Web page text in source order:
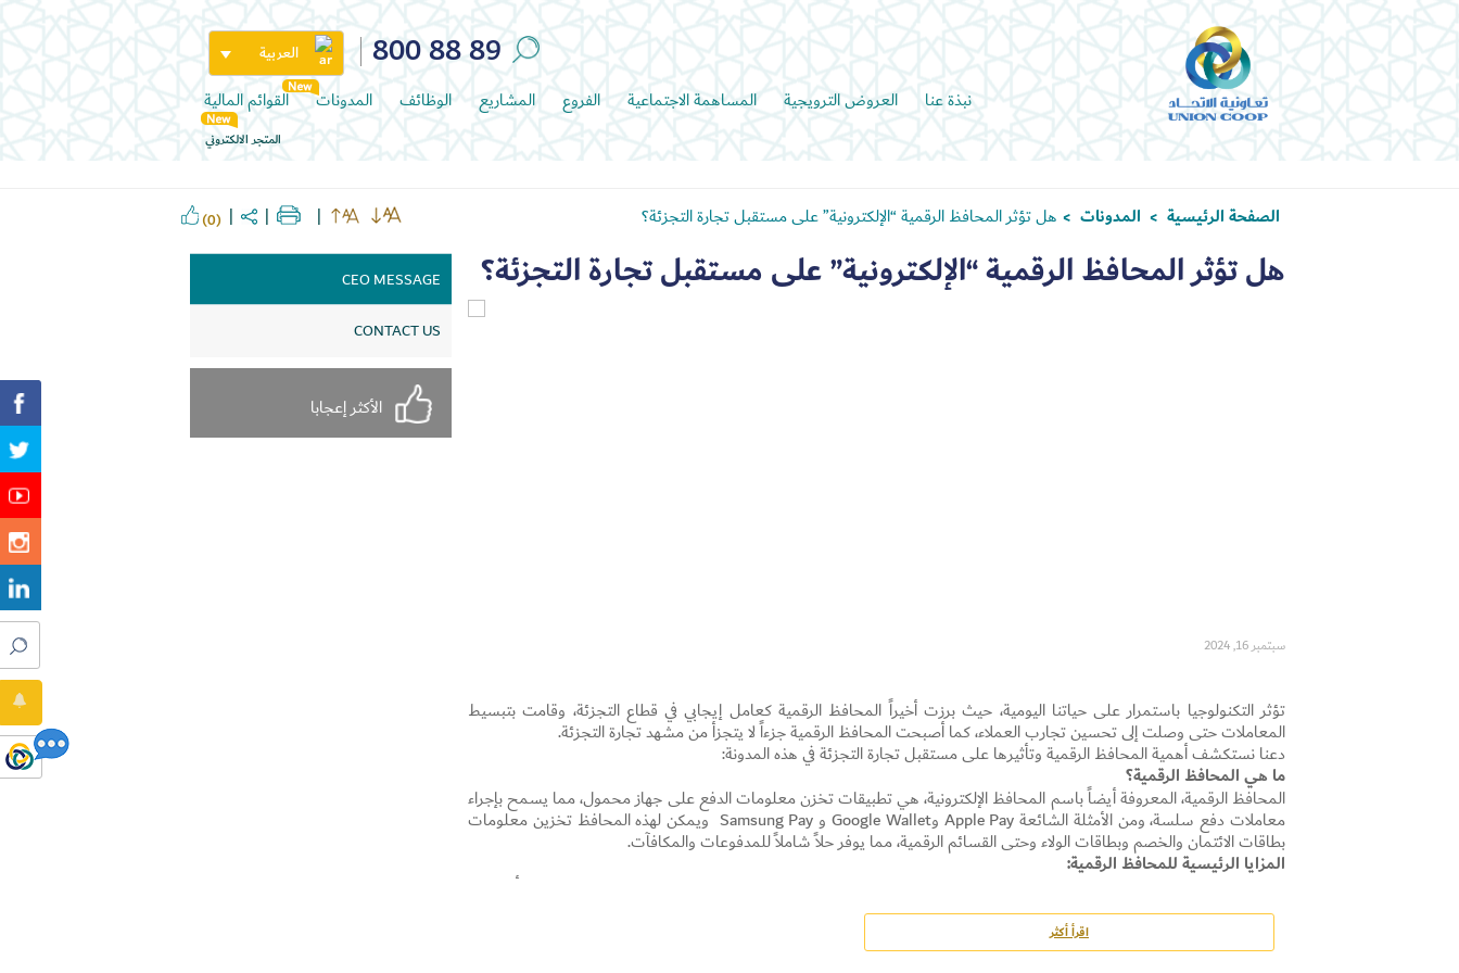
800 88 89 العربية
نبذة عنا العروض الترويجية المساهمة الاجتماعية الفروع المشاريع الوظائف المدونات القوائم المالية
المتجر الالكتروني
الصفحة الرئيسية > المدونات > هل تؤثر المحافظ الرقمية “الإلكترونية” على مستقبل تجارة التجزئة؟ (0)
هل تؤثر المحافظ الرقمية “الإلكترونية” على مستقبل تجارة التجزئة؟
سبتمبر 16, 2024
تؤثر التكنولوجيا باستمرار على حياتنا اليومية، حيث برزت أخيراً المحافظ الرقمية كعامل إيجابي في قطاع التجزئة، وقامت بتبسيط
المعاملات حتى وصلت إلى تحسين تجارب العملاء، كما أصبحت المحافظ الرقمية جزءاً لا يتجزأ من مشهد تجارة التجزئة.
دعنا نستكشف أهمية المحافظ الرقمية وتأثيرها على مستقبل تجارة التجزئة في هذه المدونة:
ما هي المحافظ الرقمية؟
المحافظ الرقمية، المعروفة أيضاً باسم المحافظ الإلكترونية، هي تطبيقات تخزن معلومات الدفع على جهاز محمول، مما يسمح بإجراء
معاملات دفع سلسة، ومن الأمثلة الشائعة Apple Pay وGoogle Wallet و Samsung Pay ويمكن لهذه المحافظ تخزين معلومات
بطاقات الائتمان والخصم وبطاقات الولاء وحتى القسائم الرقمية، مما يوفر حلاً شاملاً للمدفوعات والمكافآت.
المزايا الرئيسية للمحافظ الرقمية:
الراحة والسرعة: تلغي المحافظ الرقمية الحاجة إلى البطاقات المادية والنقد، حيث يتم إكمال المعاملات بسرعة بنقرة بسيطة أو مسح
ضوئي، مما يقلل من الوقت المستغرق في الخروج من مناطق الدفع بسرعة، وإذا صدقنا التقارير الإحصائية، فمن المتوقع أن يصل عدد
مستخدمي المحافظ الرقمية على مستوى العالم إلى 4.4 مليار بحلول عام 2025، مما يؤكد على التبني المتزايد لهذه التكنولوجيا.
الأمان المعزز: يعد الأمان مصدر قلق كبير في معاملات التجزئة، وتستخدم المحافظ الرقمية تقنيات التشفير المتقدمة والمصادقة
اقرأ أكثر
CEO MESSAGE
CONTACT US
الأكثر إعجابا
Set Youtube Channel ID